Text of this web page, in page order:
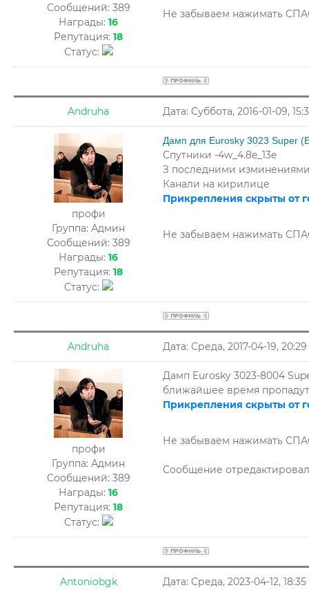
Сообщений: 389
Награды: 16
Репутация: 18
Статус:
Не забываем нажимать
Andruha Дата: Суббота, 2016-01-09,
профи
Группа: Админ
Сообщений: 389
Награды: 16
Репутация: 18
Статус:
Дамп для Eurosky 3023 Super
Спутники -4w_4.8e_13e
З последними
Канали на кирилице
Прикрепления скрыты от
Не забываем нажимать
Andruha Дата: Среда, 2017-04-19,
профи
Группа: Админ
Сообщений: 389
Награды: 16
Репутация: 18
Статус:
Дамп Eurosky 3023-8004
ближайшее время пропадут
Прикрепления скрыты от
Не забываем нажимать
Сообщение
Antoniobgk Дата: Среда, 2023-04-12,